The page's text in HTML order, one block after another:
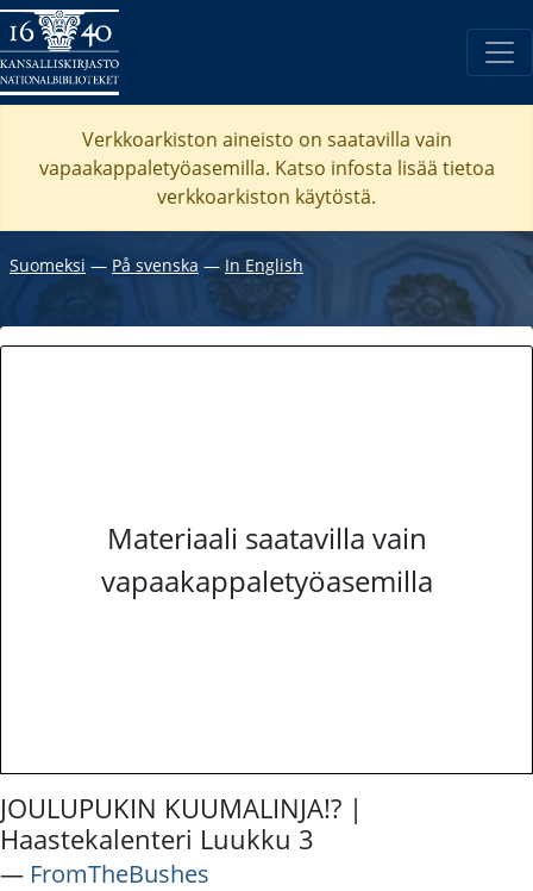
Verkkoarkiston aineisto on saatavilla vain
vapaakappaletyöasemilla. Katso infosta lisää tietoa
verkkoarkiston käytöstä.
Suomeksi ― På svenska ― In English
Materiaali saatavilla vain
vapaakappaletyöasemilla
JOULUPUKIN KUUMALINJA!? |
Haastekalenteri Luukku 3
― FromTheBushes